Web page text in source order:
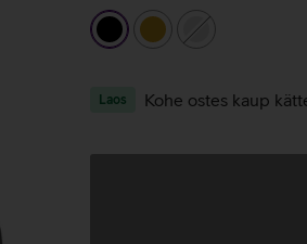
must
kuldnehõbedane
Laos Kohe ostes kaup